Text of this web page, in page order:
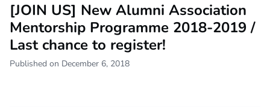
[JOIN US] New Alumni Association
Mentorship Programme 2018-2019 /
Last chance to register!
Published on December 6, 2018